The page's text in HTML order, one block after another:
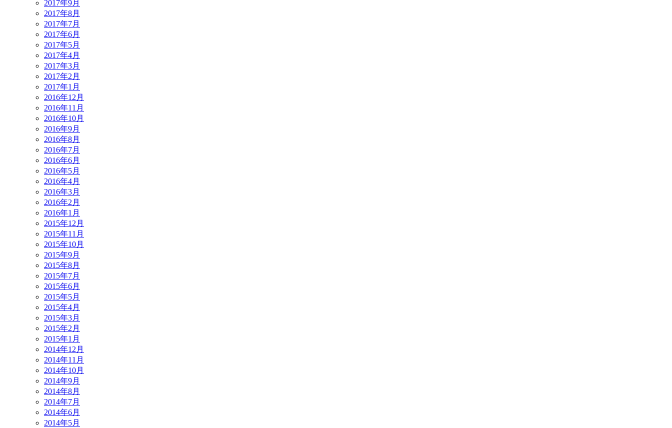
2017年9月
2017年8月
2017年7月
2017年6月
2017年5月
2017年4月
2017年3月
2017年2月
2017年1月
2016年12月
2016年11月
2016年10月
2016年9月
2016年8月
2016年7月
2016年6月
2016年5月
2016年4月
2016年3月
2016年2月
2016年1月
2015年12月
2015年11月
2015年10月
2015年9月
2015年8月
2015年7月
2015年6月
2015年5月
2015年4月
2015年3月
2015年2月
2015年1月
2014年12月
2014年11月
2014年10月
2014年9月
2014年8月
2014年7月
2014年6月
2014年5月